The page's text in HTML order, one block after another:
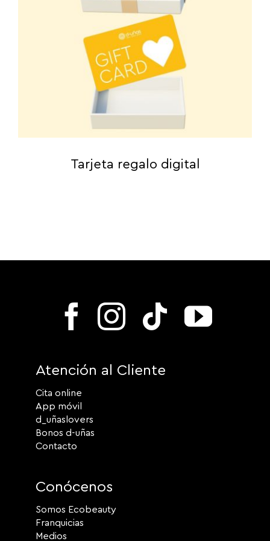
Tarjeta regalo digital
Atención al Cliente
Cita online
App móvil
d_uñaslovers
Bonos d-uñas
Contacto
Conócenos
Somos Ecobeauty
Franquicias
Medios